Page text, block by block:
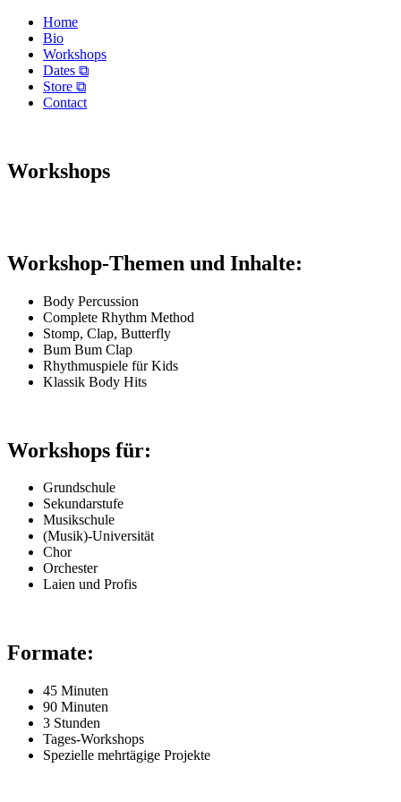
Home
Bio
Workshops
Dates ⧉
Store ⧉
Contact
Workshops
Workshop-Themen und Inhalte:
Body Percussion
Complete Rhythm Method
Stomp, Clap, Butterfly
Bum Bum Clap
Rhythmuspiele für Kids
Klassik Body Hits
Workshops für:
Grundschule
Sekundarstufe
Musikschule
(Musik)-Universität
Chor
Orchester
Laien und Profis
Formate:
45 Minuten
90 Minuten
3 Stunden
Tages-Workshops
Spezielle mehrtägige Projekte